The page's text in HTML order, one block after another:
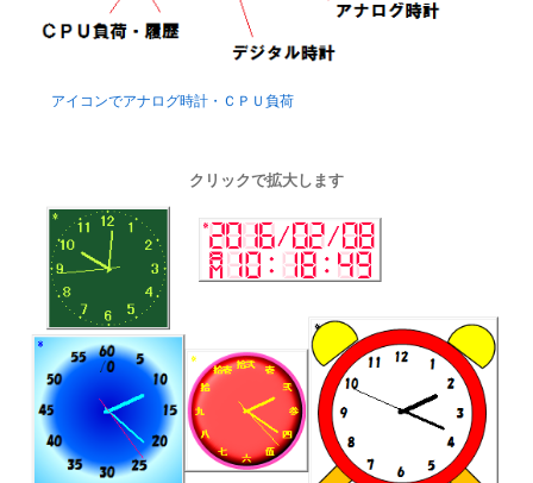
アイコンでアナログ時計・ＣＰＵ負荷
クリックで拡大します